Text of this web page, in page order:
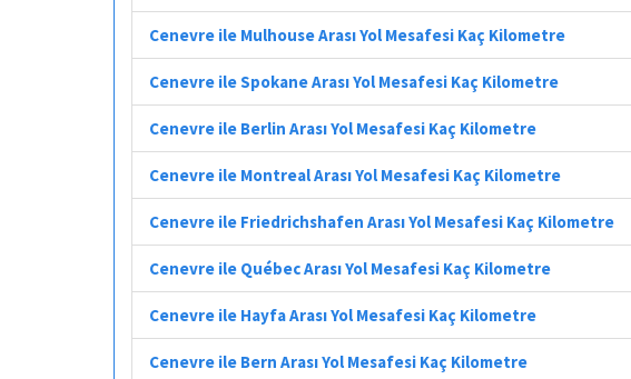
Cenevre ile Mulhouse Arası Yol Mesafesi Kaç Kilometre
Cenevre ile Spokane Arası Yol Mesafesi Kaç Kilometre
Cenevre ile Berlin Arası Yol Mesafesi Kaç Kilometre
Cenevre ile Montreal Arası Yol Mesafesi Kaç Kilometre
Cenevre ile Friedrichshafen Arası Yol Mesafesi Kaç Kilometre
Cenevre ile Québec Arası Yol Mesafesi Kaç Kilometre
Cenevre ile Hayfa Arası Yol Mesafesi Kaç Kilometre
Cenevre ile Bern Arası Yol Mesafesi Kaç Kilometre